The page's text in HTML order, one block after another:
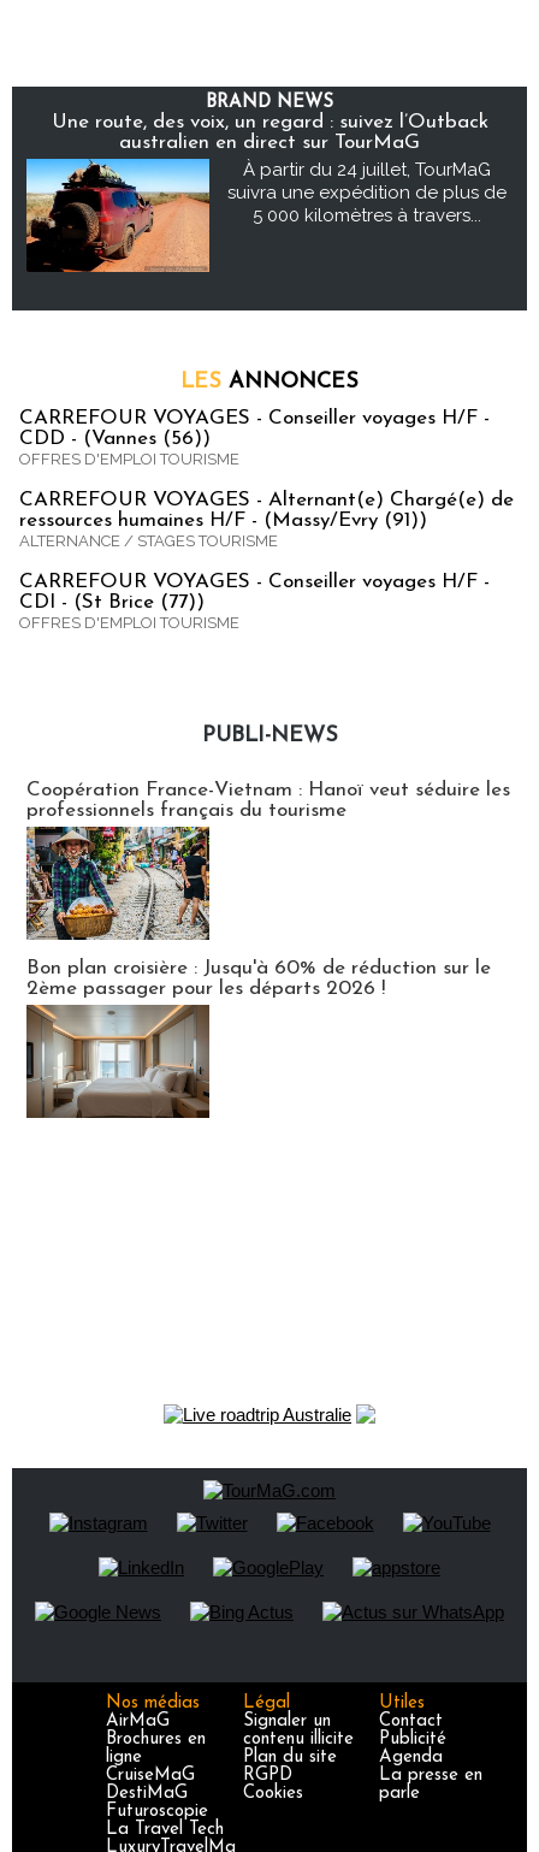
BRAND NEWS
Une route, des voix, un regard : suivez l’Outback
australien en direct sur TourMaG
À partir du 24 juillet, TourMaG
suivra une expédition de plus de
5 000 kilomètres à travers...
LES ANNONCES
CARREFOUR VOYAGES - Conseiller voyages H/F -
CDD - (Vannes (56))
OFFRES D'EMPLOI TOURISME
CARREFOUR VOYAGES - Alternant(e) Chargé(e) de
ressources humaines H/F - (Massy/Evry (91))
ALTERNANCE / STAGES TOURISME
CARREFOUR VOYAGES - Conseiller voyages H/F -
CDI - (St Brice (77))
OFFRES D'EMPLOI TOURISME
PUBLI-NEWS
Coopération France-Vietnam : Hanoï veut séduire les
professionnels français du tourisme
Bon plan croisière : Jusqu'à 60% de réduction sur le
2ème passager pour les départs 2026 !
Nos médias
AirMaG
Brochures en
ligne
CruiseMaG
DestiMaG
Futuroscopie
La Travel Tech
LuxuryTravelMa
Légal
Signaler un
contenu illicite
Plan du site
RGPD
Cookies
Utiles
Contact
Publicité
Agenda
La presse en
parle